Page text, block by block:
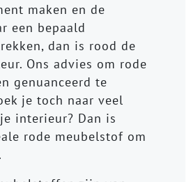
maken en de
een bepaald
dan is rood de
Ons advies om rode
genuanceerd te
je toch naar veel
interieur? Dan is
rode meubelstof om